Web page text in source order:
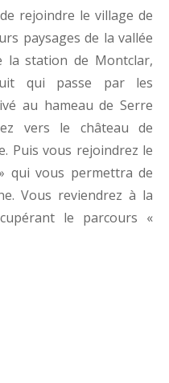
rejoindre le village de
paysages de la vallée
la station de Montclar,
qui passe par les
au hameau de Serre
vers le château de
Puis vous rejoindrez le
qui vous permettra de
Vous reviendrez à la
le parcours «